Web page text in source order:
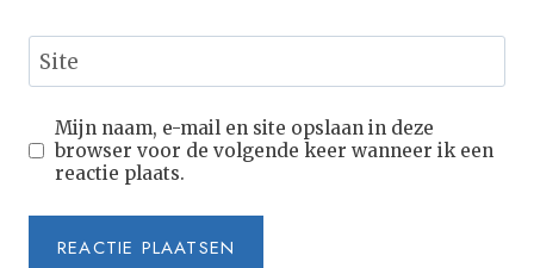
Site
Mijn naam, e-mail en site opslaan in deze
browser voor de volgende keer wanneer ik een
reactie plaats.